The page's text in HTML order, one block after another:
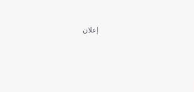
إعلان